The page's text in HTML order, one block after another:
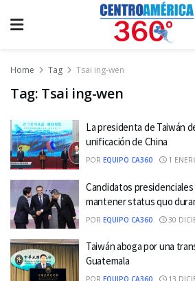
Home Tag Tsai ing-wen
Tag: Tsai ing-wen
La presidenta de Taiwán
unificación de China
POR EQUIPO CA360 1
Candidatos
mantener status quo
POR EQUIPO CA360 30
Taiwán aboga por una
Guatemala
POR EQUIPO CA360 13